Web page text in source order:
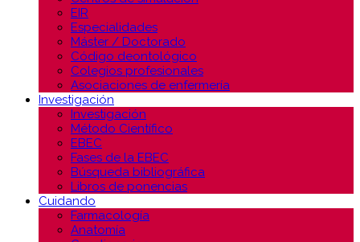
EIR
Especialidades
Máster / Doctorado
Código deontológico
Colegios profesionales
Asociaciones de enfermería
Investigación
Investigación
Método Científico
EBEC
Fases de la EBEC
Búsqueda bibliográfica
Libros de ponencias
Cuidando
Farmacología
Anatomía